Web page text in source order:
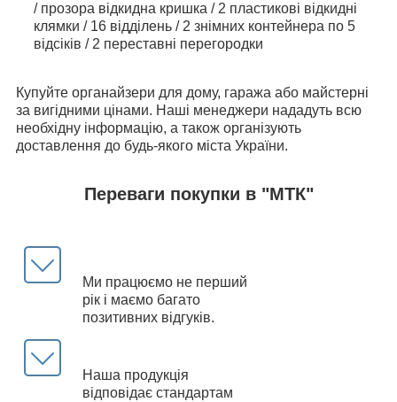
/ прозора відкидна кришка / 2 пластикові відкидні
клямки / 16 відділень / 2 знімних контейнера по 5
відсіків / 2 переставні перегородки
Купуйте органайзери для дому, гаража або майстерні
за вигідними цінами. Наші менеджери нададуть всю
необхідну інформацію, а також організують
доставлення до будь-якого міста України.
Переваги покупки в "МТК"
Ми працюємо не перший
рік і маємо багато
позитивних відгуків.
Наша продукція
відповідає стандартам